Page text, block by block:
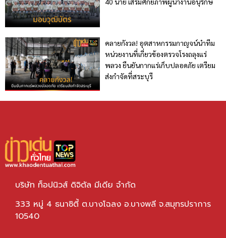
คลายกังวล! อุตสาหกรรมกาญจน์นำทีม
หน่วยงานที่เกี่ยวข้องตรวจโรงถลุงแร่
พลวง ยืนยันกากแร่เก็บปลอดภัย เตรียม
ส่งกำจัดที่สระบุรี
บริษัท ท็อปนิวส์ ดิจิตัล มีเดีย จำกัด
333 หมู่ 4 ธนาซิตี้ ต.บางโฉลง อ.บางพลี จ.สมุทรปราการ
10540